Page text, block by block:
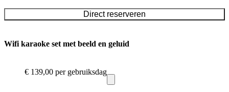
Direct reserveren
Wifi karaoke set met beeld en geluid
€ 139,00 per gebruiksdag